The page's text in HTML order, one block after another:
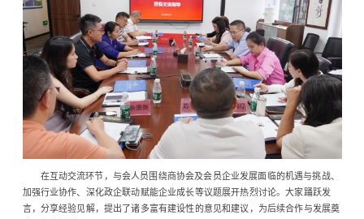
在互动交流环节，与会人员围绕商协会及会员企业发展面临的机遇与挑战、
加强行业协作、深化政企联动赋能企业成长等议题展开热烈讨论。大家踊跃发
言，分享经验见解，提出了诸多富有建设性的意见和建议，为后续合作与发展奠